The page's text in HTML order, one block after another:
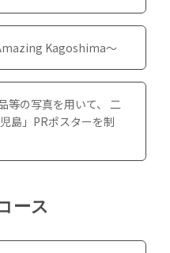
Kagoshima～
等の写真を用いて、 二
島」PRポスターを制
ース